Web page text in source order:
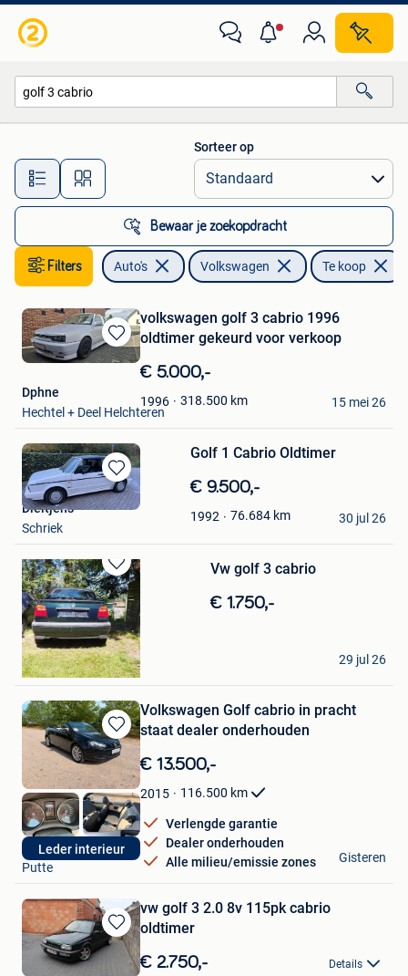
Alle afstanden…
Sorteer op
Bewaar je zoekopdracht
Filters Auto's Volkswagen Te koop
Bewaren
in
Favorieten
volkswagen golf 3 cabrio 1996
oldtimer gekeurd voor verkoop
€ 5.000,-
1996 318.500 km
Dphne
Hechtel + Deel Helchteren
15 mei 26
Bewaren
in
Golf 1 Cabrio Oldtimer
€ 9.500,-
1992 76.684 km
Dieltjens
Schriek
30 jul 26
Bewaren
in
Mijn
Favorieten
Vw golf 3 cabrio
€ 1.750,-
D
Heist-Op-Den-Berg
29 jul 26
Bewaren
in
Mijn
Favorieten
Leder interieur
Volkswagen Golf cabrio in pracht
staat dealer onderhouden
€ 13.500,-
2015 116.500 km
Verlengde garantie
Dealer onderhouden
Alle milieu/emissie zones
geert
Putte
Gisteren
Bewaren
in
vw golf 3 2.0 8v 115pk cabrio
oldtimer
€ 2.750,- Details